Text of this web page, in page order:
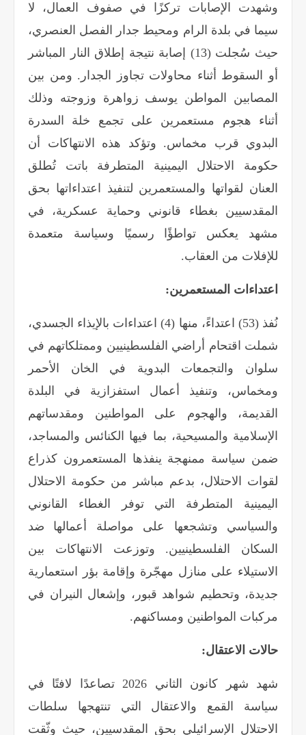
وشهدت الإصابات تركزًا في صفوف العمال، لا
سيما في بلدة الرام ومحيط جدار الفصل العنصري،
حيث سُجلت (13) إصابة نتيجة إطلاق النار المباشر
أو السقوط أثناء محاولات تجاوز الجدار. ومن بين
المصابين المواطن يوسف زواهرة وزوجته وذلك
أثناء هجوم مستعمرين على تجمع خلة السدرة
البدوي قرب مخماس. وتؤكد هذه الانتهاكات أن
حكومة الاحتلال اليمينية المتطرفة باتت تُطلق
العنان لقواتها والمستعمرين لتنفيذ اعتداءاتها بحق
المقدسيين بغطاء قانوني وحماية عسكرية، في
مشهد يعكس تواطؤًا رسميًا وسياسة متعمدة
للإفلات من العقاب.
اعتداءات المستعمرين:
نُفذ (53) اعتداءً، منها (4) اعتداءات بالإيذاء الجسدي،
شملت اقتحام أراضي الفلسطينيين وممتلكاتهم في
سلوان والتجمعات البدوية في الخان الأحمر
ومخماس، وتنفيذ أعمال استفزازية في البلدة
القديمة، والهجوم على المواطنين ومقدساتهم
الإسلامية والمسيحية، بما فيها الكنائس والمساجد،
ضمن سياسة ممنهجة ينفذها المستعمرون كذراع
لقوات الاحتلال، بدعم مباشر من حكومة الاحتلال
اليمينية المتطرفة التي توفر الغطاء القانوني
والسياسي وتشجعها على مواصلة أعمالها ضد
السكان الفلسطينيين. وتوزعت الانتهاكات بين
الاستيلاء على منازل مهجّرة وإقامة بؤر استعمارية
جديدة، وتحطيم شواهد قبور، وإشعال النيران في
مركبات المواطنين ومساكنهم.
حالات الاعتقال:
شهد شهر كانون الثاني 2026 تصاعدًا لافتًا في
سياسة القمع والاعتقال التي تنتهجها سلطات
الاحتلال الإسرائيلي بحق المقدسيين، حيث وثّقت